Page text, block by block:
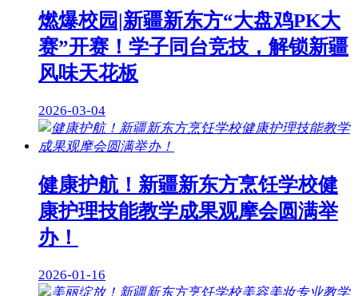
燃爆校园|新疆新东方“大盘鸡PK大
赛”开赛！学子同台竞技，解锁新疆
风味天花板
2026-03-04
健康护航！新疆新东方烹饪学校健
康护理技能教学成果观摩会圆满举
办！
2026-01-16